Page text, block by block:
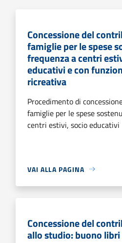
Concessione del
famiglie per le spese
frequenza a centri
educativi e con
ricreativa
Procedimento di
famiglie per le spese
centri estivi, socio educativi
VAI ALLA PAGINA
Concessione del
allo studio: buono libri